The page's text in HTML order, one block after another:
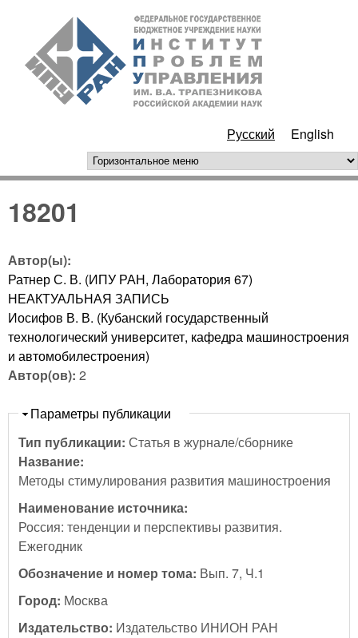
Перейти к основному
содержанию
РАН
Русский English
горизонтальное меню
18201
Автор(ы):
Ратнер С. В. (ИПУ РАН, Лаборатория 67)
НЕАКТУАЛЬНАЯ ЗАПИСЬ
Иосифов В. В. (Кубанский государственный
технологический университет, кафедра машиностроения
и автомобилестроения)
Автор(ов): 2
Скрыть
Параметры публикации
Тип публикации: Статья в журнале/сборнике
Название:
Методы стимулирования развития машиностроения
Наименование источника:
Россия: тенденции и перспективы развития.
Ежегодник
Обозначение и номер тома: Вып. 7, Ч.1
Город: Москва
Издательство: Издательство ИНИОН РАН